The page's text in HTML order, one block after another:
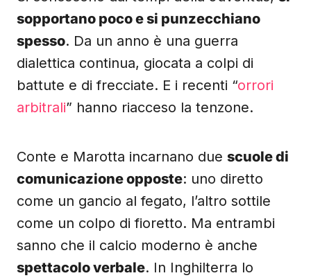
sopportano poco e si punzecchiano
spesso . Da un anno è una guerra
dialettica continua, giocata a colpi di
battute e di frecciate. E i recenti “orrori
arbitrali” hanno riacceso la tenzone.
Conte e Marotta incarnano due scuole di
comunicazione opposte : uno diretto
come un gancio al fegato, l’altro sottile
come un colpo di fioretto. Ma entrambi
sanno che il calcio moderno è anche
spettacolo verbale
. In Inghilterra lo